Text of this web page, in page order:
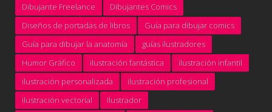
Dibujante Freelance
Dibujantes Comics
Diseños de portadas de libros
Guía para dibujar comics
Guía para dibujar la anatomía
guías ilustradores
Humor Gráfico
ilustración fantástica
ilustración infantil
ilustración personalizada
ilustración profesional
ilustración vectorial
Ilustrador